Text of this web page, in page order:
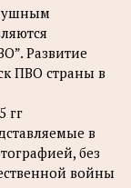
Развитие
ПВО страны в
гг
в
без
войны